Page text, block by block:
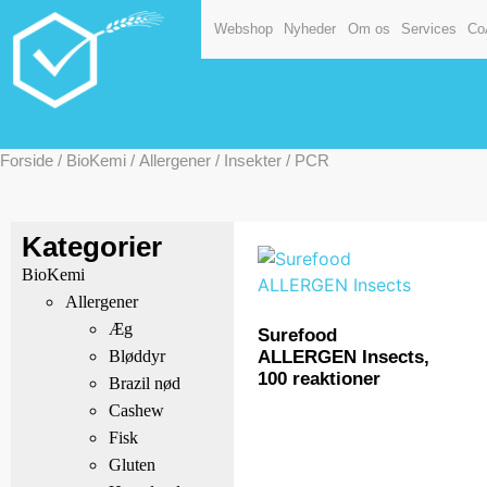
Webshop Nyheder Om os Services
Forside / BioKemi / Allergener / Insekter / PCR
Kategorier
BioKemi
Allergener
Æg
Bløddyr
Brazil nød
Cashew
Fisk
Gluten
Surefood
ALLERGEN Insects,
100 reaktioner